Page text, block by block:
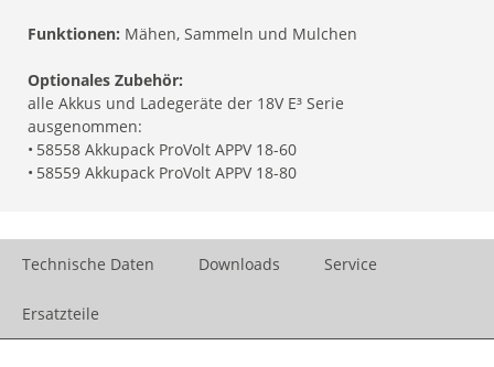
Funktionen: Mähen, Sammeln und Mulchen
Optionales Zubehör:
alle Akkus und Ladegeräte der 18V E³ Serie
ausgenommen:
• 58558 Akkupack ProVolt APPV 18-60
• 58559 Akkupack ProVolt APPV 18-80
Technische Daten Downloads Service
Ersatzteile